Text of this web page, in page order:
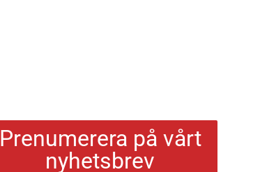
Prenumerera på vårt
nyhetsbrev